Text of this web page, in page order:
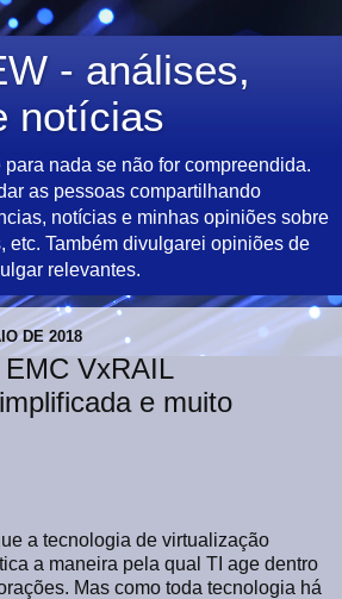
- análises,
notícias
nada se não for compreendida.
as pessoas compartilhando
notícias e minhas opiniões sobre
etc. Também divulgarei opiniões de
relevantes.
DE 2018
VxRAIL
e muito
a tecnologia de virtualização
a maneira pela qual TI age dentro
Mas como toda tecnologia há